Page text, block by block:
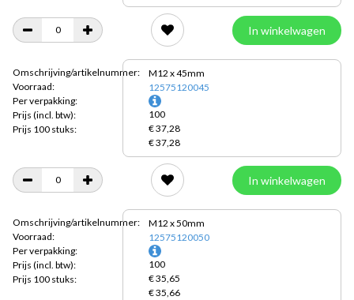
In winkelwagen
Omschrijving/artikelnummer:
Voorraad:
Per verpakking:
Prijs (incl. btw):
Prijs 100 stuks:
M12 x 45mm
12575120045
100
€ 37,28
€ 37,28
In winkelwagen
Omschrijving/artikelnummer:
Voorraad:
Per verpakking:
Prijs (incl. btw):
Prijs 100 stuks:
M12 x 50mm
12575120050
100
€ 35,65
€ 35,66